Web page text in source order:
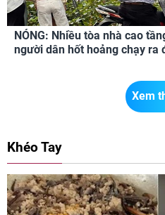
NÓNG: Nhiều tòa nhà cao
người dân hốt hoảng chạy ra
Xem
Khéo Tay